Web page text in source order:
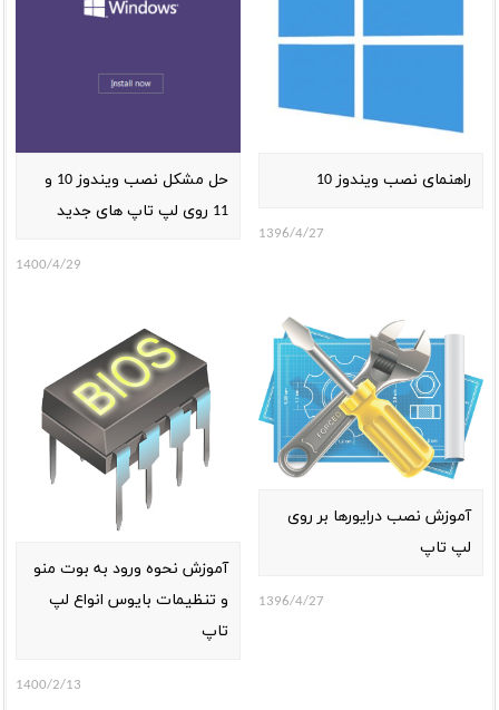
راهنمای نصب ویندوز 10
1396/4/27
حل مشکل نصب ویندوز 10 و
11 روی لپ تاپ های جدید
1400/4/29
آموزش نصب درایورها بر روی
لپ تاپ
1396/4/27
آموزش نحوه ورود به بوت منو
و تنظیمات بایوس انواع لپ
تاپ
1400/2/13